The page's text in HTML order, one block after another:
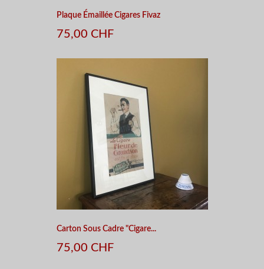
Plaque Émaillée Cigares Fivaz
75,00 CHF
Carton Sous Cadre "Cigare...
75,00 CHF